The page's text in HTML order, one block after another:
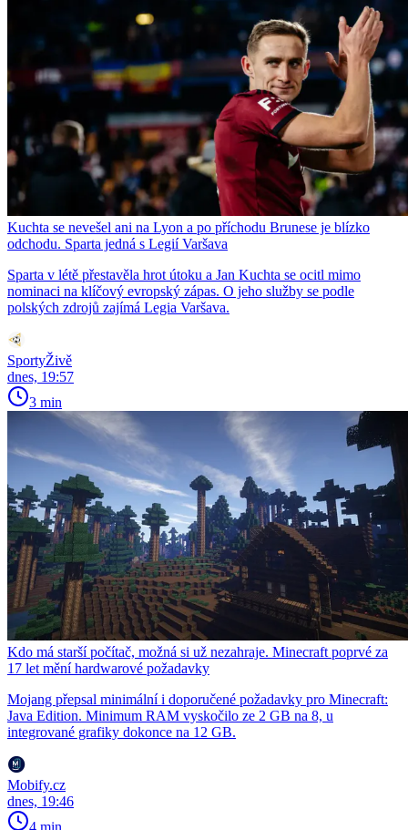
Kuchta se nevešel ani na Lyon a po příchodu Brunese je blízko
odchodu. Sparta jedná s Legií Varšava
Sparta v létě přestavěla hrot útoku a Jan Kuchta se ocitl mimo
nominaci na klíčový evropský zápas. O jeho služby se podle
polských zdrojů zajímá Legia Varšava.
SportyŽivě
dnes, 19:57
3 min
Kdo má starší počítač, možná si už nezahraje. Minecraft poprvé za
17 let mění hardwarové požadavky
Mojang přepsal minimální i doporučené požadavky pro Minecraft:
Java Edition. Minimum RAM vyskočilo ze 2 GB na 8, u
integrované grafiky dokonce na 12 GB.
Mobify.cz
dnes, 19:46
4 min